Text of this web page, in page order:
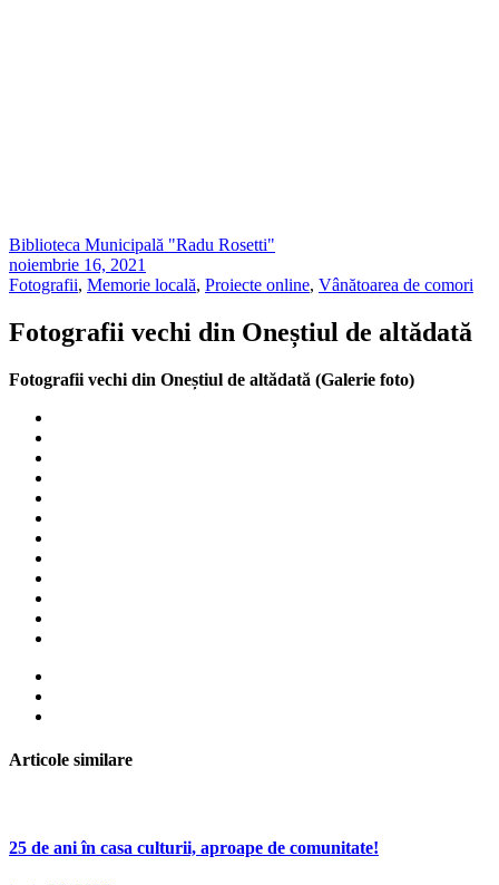
Biblioteca Municipală "Radu Rosetti"
noiembrie 16, 2021
Fotografii, Memorie locală, Proiecte online, Vânătoarea de comori
Fotografii vechi din Oneștiul de altădată
Fotografii vechi din Oneștiul de altădată (Galerie foto)
Articole similare
25 de ani în casa culturii, aproape de comunitate!